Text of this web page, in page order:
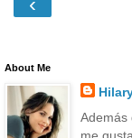
About Me
Además
me